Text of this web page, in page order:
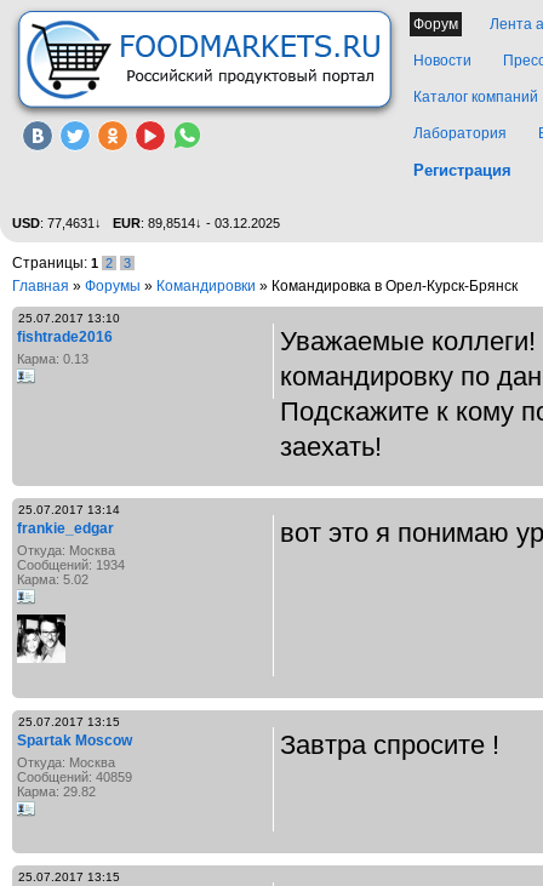
Форум Лента
Новости
Каталог компаний
Лаборатория
Регистрация
USD: 77,4631↓ EUR: 89,8514↓ - 03.12.2025
Страницы: 1 2 3
Главная » Форумы » Командировки » Командировка в Орел-Курск-Брянск
25.07.2017 13:10
fishtrade2016
Карма: 0.13
Уважаемые коллеги!
командировку по
Подскажите к кому
заехать!
25.07.2017 13:14
frankie_edgar
Откуда: Москва
Сообщений: 1934
Карма: 5.02
вот это я понимаю
25.07.2017 13:15
Spartak Moscow
Откуда: Москва
Сообщений: 40859
Карма: 29.82
Завтра спросите !
25.07.2017 13:15